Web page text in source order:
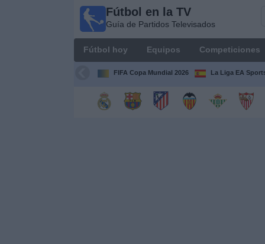
Fútbol en la TV
Guía de Partidos Televisados
Fútbol hoy Equipos Competiciones
FIFA Copa Mundial 2026 La Liga EA